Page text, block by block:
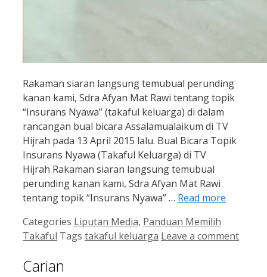
Rakaman siaran langsung temubual perunding
kanan kami, Sdra Afyan Mat Rawi tentang topik
“Insurans Nyawa” (takaful keluarga) di dalam
rancangan bual bicara Assalamualaikum di TV
Hijrah pada 13 April 2015 lalu. Bual Bicara Topik
Insurans Nyawa (Takaful Keluarga) di TV
Hijrah Rakaman siaran langsung temubual
perunding kanan kami, Sdra Afyan Mat Rawi
tentang topik “Insurans Nyawa” … Read more
Categories Liputan Media, Panduan Memilih
Takaful Tags takaful keluarga Leave a comment
Carian